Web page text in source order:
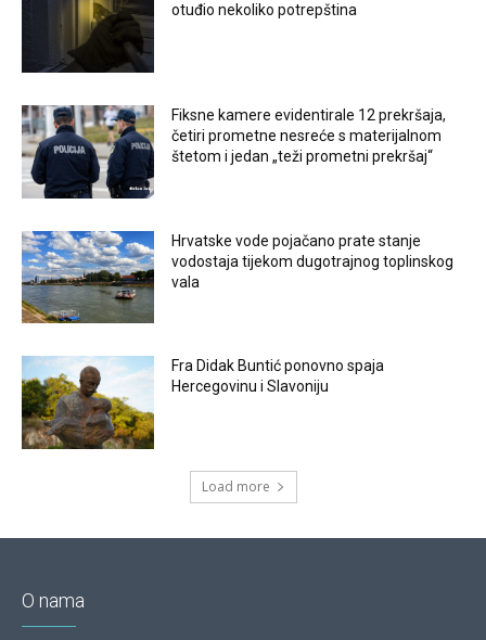
otuđio nekoliko potrepština
Fiksne kamere evidentirale 12 prekršaja,
četiri prometne nesreće s materijalnom
štetom i jedan „teži prometni prekršaj“
Hrvatske vode pojačano prate stanje
vodostaja tijekom dugotrajnog toplinskog
vala
Fra Didak Buntić ponovno spaja
Hercegovinu i Slavoniju
Load more
O nama